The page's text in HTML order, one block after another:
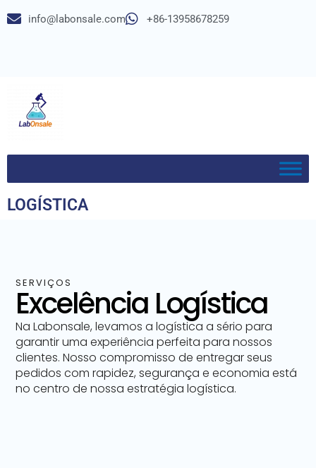
info@labonsale.com +86-13958678259
LOGÍSTICA
SERVIÇOS
Excelência Logística
Na Labonsale, levamos a logística a sério para
garantir uma experiência perfeita para nossos
clientes. Nosso compromisso de entregar seus
pedidos com rapidez, segurança e economia está
no centro de nossa estratégia logística.